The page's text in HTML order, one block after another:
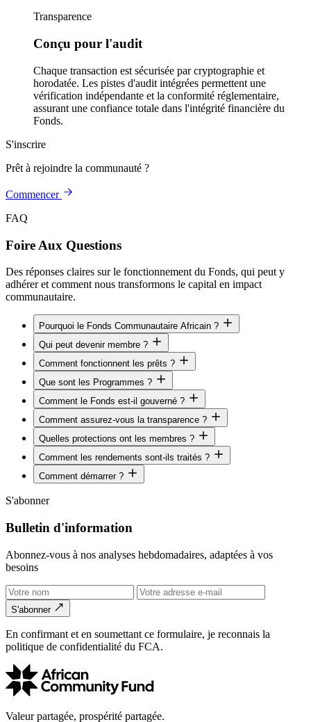
Transparence
Conçu pour l'audit
Chaque transaction est sécurisée par cryptographie et
horodatée. Les pistes d'audit intégrées permettent une
vérification indépendante et la conformité réglementaire,
assurant une confiance totale dans l'intégrité financière du
Fonds.
S'inscrire
Prêt à rejoindre la communauté ?
Commencer
FAQ
Foire Aux Questions
Des réponses claires sur le fonctionnement du Fonds, qui peut y
adhérer et comment nous transformons le capital en impact
communautaire.
Pourquoi le Fonds Communautaire Africain ?
Qui peut devenir membre ?
Comment fonctionnent les prêts ?
Que sont les Programmes ?
Comment le Fonds est-il gouverné ?
Comment assurez-vous la transparence ?
Quelles protections ont les membres ?
Comment les rendements sont-ils traités ?
Comment démarrer ?
S'abonner
Bulletin d'information
Abonnez-vous à nos analyses hebdomadaires, adaptées à vos
besoins
S'abonner
En confirmant et en soumettant ce formulaire, je reconnais la
politique de confidentialité du FCA.
Valeur partagée, prospérité partagée.